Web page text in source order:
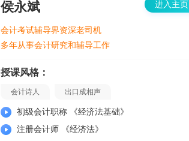
进入主页
侯永斌
会计考试辅导界资深老司机
多年从事会计研究和辅导工作
授课风格：
会计诗人 出口成相声
初级会计职称 《经济法基础》
注册会计师 《经济法》